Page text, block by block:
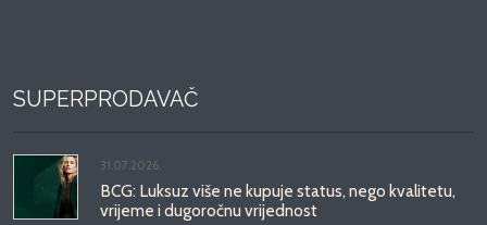
SUPERPRODAVAČ
31.07.2026.
BCG: Luksuz više ne kupuje status, nego kvalitetu,
vrijeme i dugoročnu vrijednost